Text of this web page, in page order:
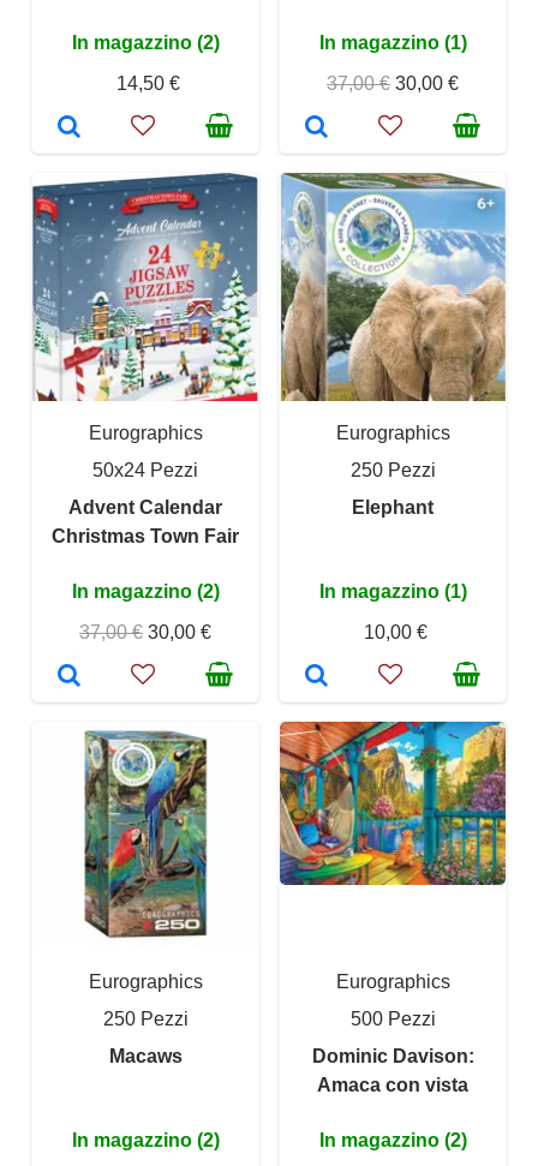
In magazzino (2)
14,50 €
In magazzino (1)
37,00 € 30,00 €
Eurographics
50x24 Pezzi
Advent Calendar
Christmas Town Fair
In magazzino (2)
37,00 € 30,00 €
Eurographics
250 Pezzi
Elephant
In magazzino (1)
10,00 €
Eurographics
250 Pezzi
Macaws
In magazzino (2)
Eurographics
500 Pezzi
Dominic Davison:
Amaca con vista
In magazzino (2)